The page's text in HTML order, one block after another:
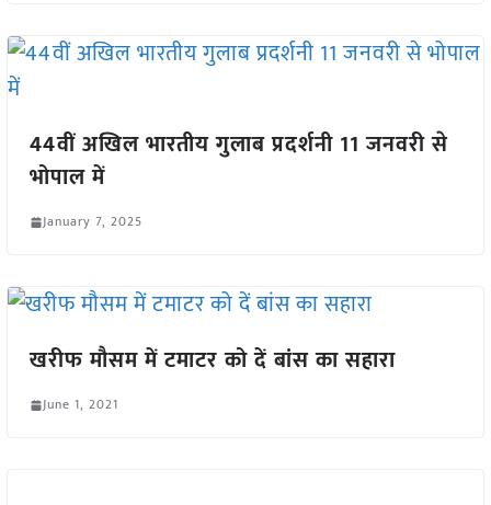
44वीं अखिल भारतीय गुलाब प्रदर्शनी 11 जनवरी से
भोपाल में
January 7, 2025
खरीफ मौसम में टमाटर को दें बांस का सहारा
June 1, 2021